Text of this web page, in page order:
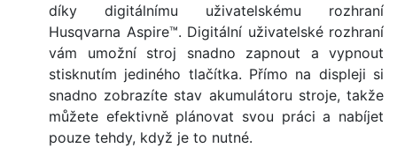
díky digitálnímu uživatelskému rozhraní
Husqvarna Aspire™. Digitální uživatelské rozhraní
vám umožní stroj snadno zapnout a vypnout
stisknutím jediného tlačítka. Přímo na displeji si
snadno zobrazíte stav akumulátoru stroje, takže
můžete efektivně plánovat svou práci a nabíjet
pouze tehdy, když je to nutné.